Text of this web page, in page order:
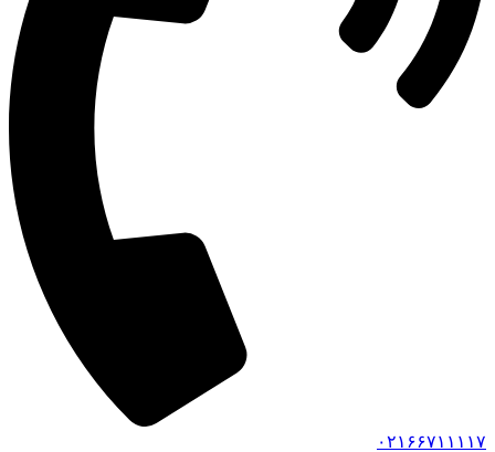
۰۲۱۶۶۷۱۱۱۱۷